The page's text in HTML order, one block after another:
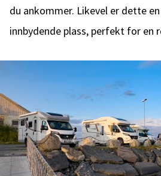
du ankommer. Likevel er dette
innbydende plass, perfekt for en